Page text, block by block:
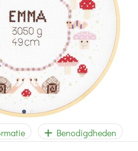
Benodigdheden